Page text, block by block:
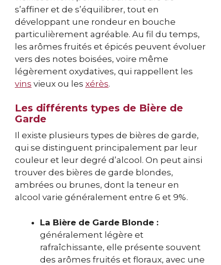
s’affiner et de s’équilibrer, tout en
développant une rondeur en bouche
particulièrement agréable. Au fil du temps,
les arômes fruités et épicés peuvent évoluer
vers des notes boisées, voire même
légèrement oxydatives, qui rappellent les
vins vieux ou les xérès.
Les différents types de Bière de
Garde
Il existe plusieurs types de bières de garde,
qui se distinguent principalement par leur
couleur et leur degré d’alcool. On peut ainsi
trouver des bières de garde blondes,
ambrées ou brunes, dont la teneur en
alcool varie généralement entre 6 et 9%.
La Bière de Garde Blonde :
généralement légère et
rafraîchissante, elle présente souvent
des arômes fruités et floraux, avec une